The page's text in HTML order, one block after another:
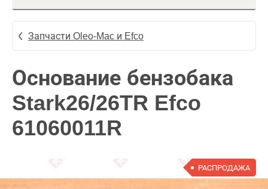
Запчасти Oleo-Mac и Efco
Основание бензобака
Stark26/26TR Efco
61060011R
РАСПРОДАЖА